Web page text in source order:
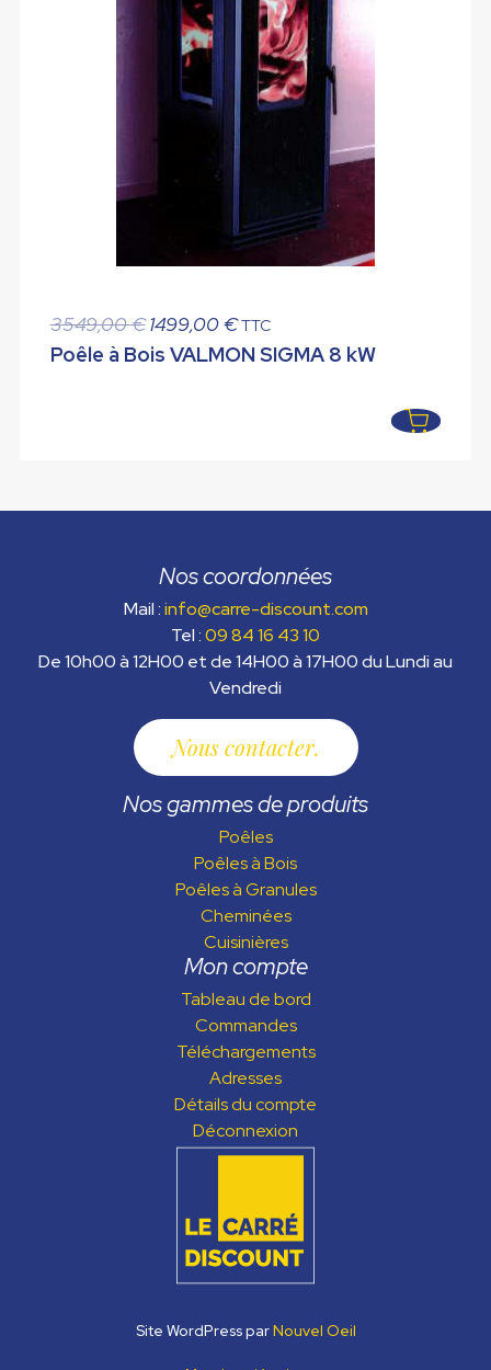
3549,00€ Le
prix
1499,00€Le
prix
TTC
Poêle à Bois VALMON SIGMA 8 kW
Nos coordonnées
Mail :info@carre-discount.com
Tel :09 84 16 43 10
De 10h00 à 12H00 et de 14H00 à 17H00 du Lundi au
Vendredi
Nous contacter
Nos gammes de produits
Poêles
Poêles à Bois
Poêles à Granules
Cheminées
Cuisinières
Mon compte
Tableau de bord
Commandes
Téléchargements
Adresses
Détails du compte
Déconnexion
Site WordPress parNouvel Oeil